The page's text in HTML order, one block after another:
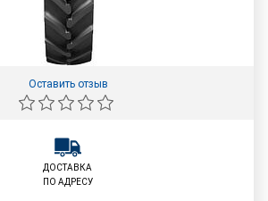
Оставить отзыв
ДОСТАВКА
ПО АДРЕСУ